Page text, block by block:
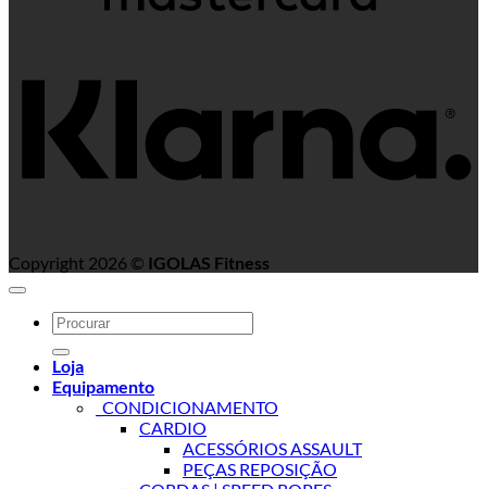
Copyright 2026 © IGOLAS Fitness
Search
for:
Loja
Equipamento
_CONDICIONAMENTO
CARDIO
ACESSÓRIOS ASSAULT
PEÇAS REPOSIÇÃO